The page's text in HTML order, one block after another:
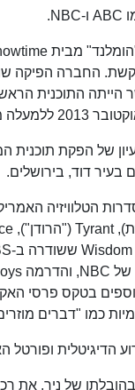
החברה הפיקה
הייתה התוכנית
25 מדינות.
את הרעיון של הפקת
בעיר דוד, בירושלים.
וב-13 פרסים נוספים
כמו "דברים